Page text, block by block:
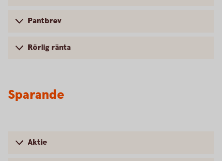
Pantbrev
Rörlig ränta
Sparande
Aktie